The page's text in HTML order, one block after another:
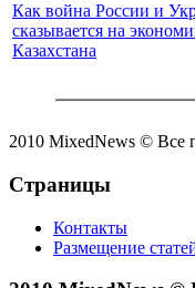
Как война России и
сказывается на
Казахстана
2010 MixedNews © Все
Страницы
Контакты
Размещение